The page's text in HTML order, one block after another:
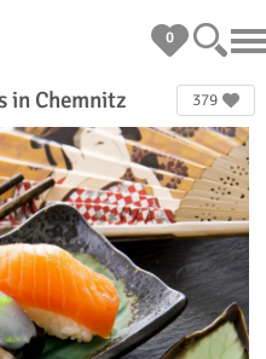
0
in Chemnitz 379